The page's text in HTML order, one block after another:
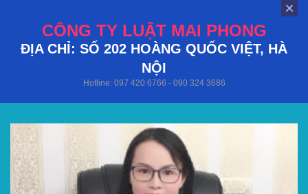
CÔNG TY LUẬT MAI PHONG
ĐỊA CHỈ: SỐ 202 HOÀNG QUỐC VIỆT, HÀ
NỘI
Hotline: 097 420 6766 - 090 324 3686